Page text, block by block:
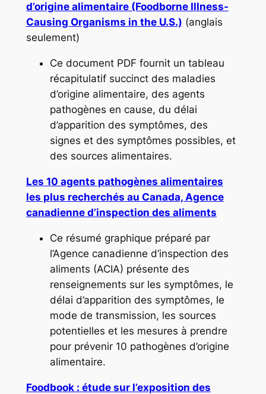
d’origine alimentaire (Foodborne Illness-
Causing Organisms in the U.S.) (anglais
seulement)
Ce document PDF fournit un tableau
récapitulatif succinct des maladies
d’origine alimentaire, des agents
pathogènes en cause, du délai
d’apparition des symptômes, des
signes et des symptômes possibles, et
des sources alimentaires.
Les 10 agents pathogènes alimentaires
les plus recherchés au Canada, Agence
canadienne d’inspection des aliments
Ce résumé graphique préparé par
l’Agence canadienne d’inspection des
aliments (ACIA) présente des
renseignements sur les symptômes, le
délai d’apparition des symptômes, le
mode de transmission, les sources
potentielles et les mesures à prendre
pour prévenir 10 pathogènes d’origine
alimentaire.
Foodbook : étude sur l’exposition des